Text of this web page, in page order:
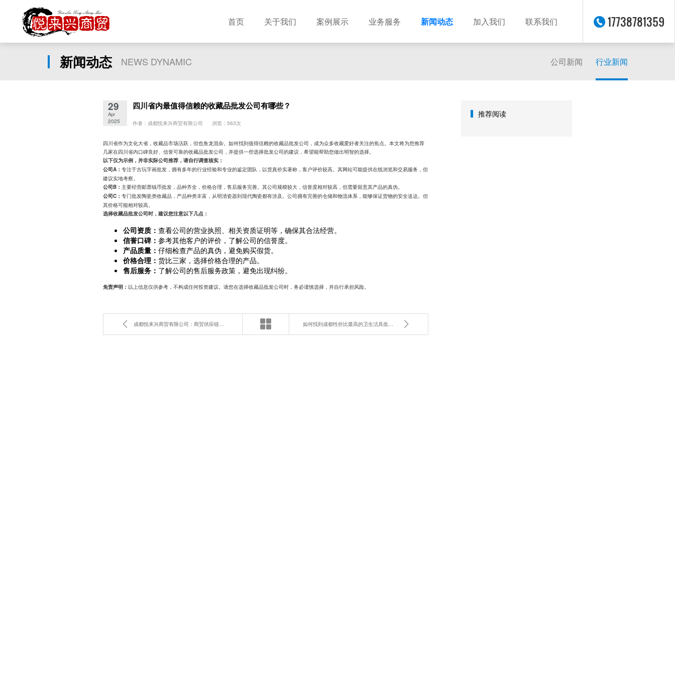
首页 关于我们 案例展示 业务服务 新闻动态 加入我们 联系我们 17738781359
新闻动态 NEWS DYNAMIC 公司新闻 行业新闻
29
Apr
2025
四川省内最值得信赖的收藏品批发公司有哪些？
作者：成都悦来兴商贸有限公司 浏览：563次
四川省作为文化大省，收藏品市场活跃，但也鱼龙混杂。如何找到值得信赖的收藏品批发公司，成为众多收藏爱好者关注的焦点。本文将为您推荐
几家在四川省内口碑良好、信誉可靠的收藏品批发公司，并提供一些选择批发公司的建议，希望能帮助您做出明智的选择。
以下仅为示例，并非实际公司推荐，请自行调查核实：
公司A：专注于古玩字画批发，拥有多年的行业经验和专业的鉴定团队，以货真价实著称，客户评价较高。其网站可能提供在线浏览和交易服务，但
建议实地考察。
公司B： 主要经营邮票钱币批发，品种齐全，价格合理，售后服务完善。其公司规模较大，信誉度相对较高，但需要留意其产品的真伪。
公司C：专门批发陶瓷类收藏品，产品种类丰富，从明清瓷器到现代陶瓷都有涉及。公司拥有完善的仓储和物流体系，能够保证货物的安全送达。但
其价格可能相对较高。
选择收藏品批发公司时，建议您注意以下几点：
公司资质：查看公司的营业执照、相关资质证明等，确保其合法经营。
信誉口碑：参考其他客户的评价，了解公司的信誉度。
产品质量：仔细检查产品的真伪，避免购买假货。
价格合理：货比三家，选择价格合理的产品。
售后服务： 了解公司的售后服务政策，避免出现纠纷。
免责声明： 以上信息仅供参考，不构成任何投资建议。请您在选择收藏品批发公司时，务必谨慎选择，并自行承担风险。
成都悦来兴商贸有限公司：商贸供应链管理专家？ 如何找到成都性价比最高的卫生洁具批发公司？
推荐阅读